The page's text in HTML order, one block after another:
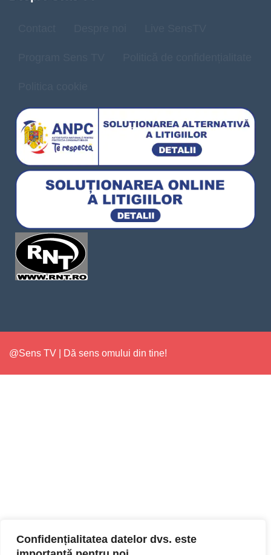
Confidențialitatea datelor dvs. este
@Sens TV | Dă sens omului din tine!